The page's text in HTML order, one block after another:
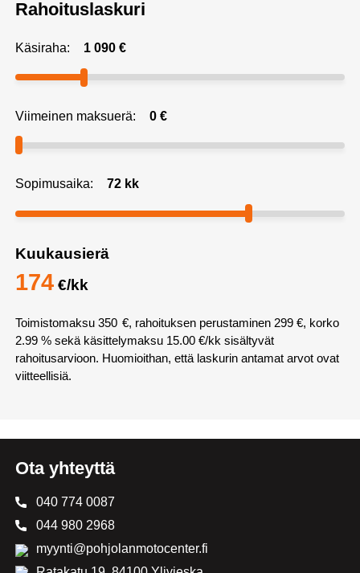
Rahoituslaskuri
Käsiraha: 1 090€
Viimeinen maksuerä: 0€
Sopimusaika: 72kk
Kuukausierä
174 €/kk
Toimistomaksu350 €, rahoituksen perustaminen 299 €, korko
2.99 % sekä käsittelymaksu 15.00 €/kk sisältyvät
rahoitusarvioon. Huomioithan, että laskurin antamat arvot ovat
viitteellisiä.
Ota yhteyttä
040 774 0087
044 980 2968
myynti@pohjolanmotocenter.fi